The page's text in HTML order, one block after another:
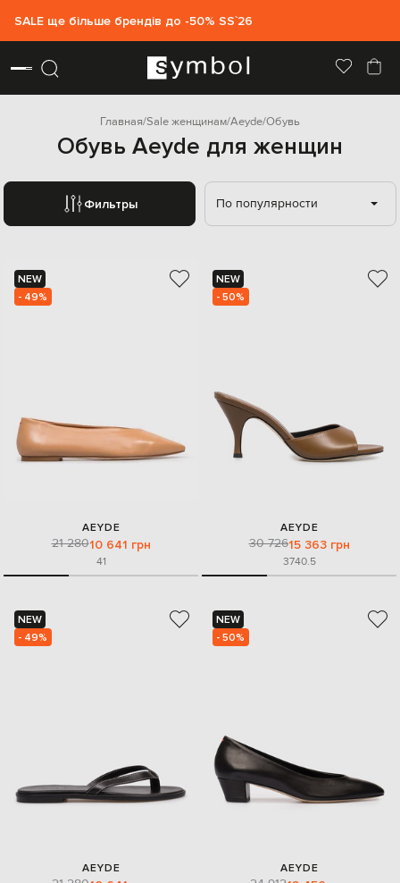
SALE ще більше брендів до -50% SS`26
Главная Sale женщинам Aeyde Обувь
Обувь Aeyde для женщин
Фильтры По популярности
NEW
- 49%
AEYDE
21 28010 641 грн
41
NEW
- 50%
AEYDE
30 72615 363 грн
3740.5
NEW
- 49%
AEYDE
NEW
- 50%
AEYDE